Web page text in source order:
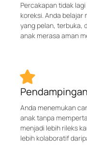
Percakapan tidak
koreksi. Anda
yang pelan, terbuka,
anak merasa aman
Anda menemukan
anak tanpa
menjadi lebih rileks
lebih kolaboratif